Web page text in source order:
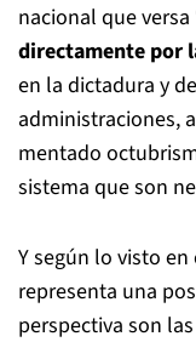
nacional que versa
directamente por
en la dictadura y
administraciones,
mentado
sistema que son
Y según lo visto
representa una
perspectiva son